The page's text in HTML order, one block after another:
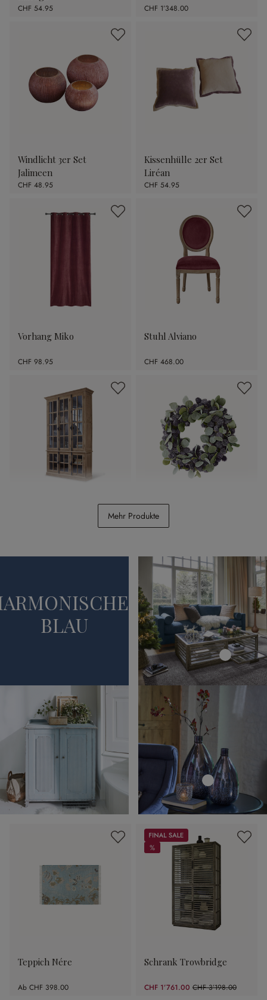
CHF 54.95 CHF 1’348.00
Windlicht 3er Set
Jalimeen
CHF 48.95
Kissenhülle 2er Set
Liréan
CHF 54.95
Vorhang Miko
CHF 98.95
Stuhl Alviano
CHF 468.00
Kranz Épine
Mehr Produkte
BLAU
Teppich Nére
Ab CHF 398.00
Sale
%
%
Schrank Trowbridge
CHF 1’761.00 CHF 3’198.00
(44.93% gespart)